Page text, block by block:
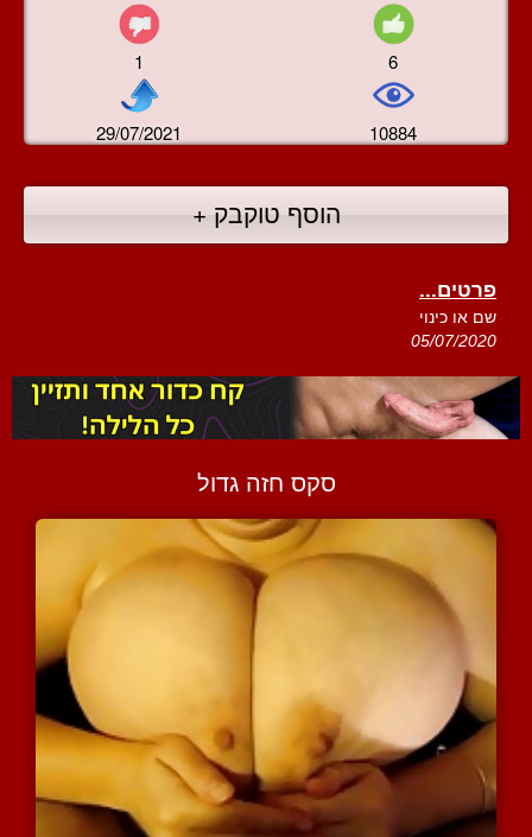
1 6
29/07/2021 10884
הוסף טוקבק +
פרטים...
שם או כינוי
05/07/2020
סקס חזה גדול